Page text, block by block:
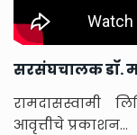
सरसंघचालक डॉ.
रामदासस्वामी
आवृत्तीचे प्रकाशन...